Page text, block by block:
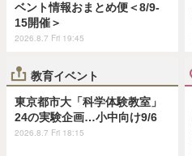
ベント情報おまとめ便＜8/9-
15開催＞
2026.8.7 Fri 19:45
教育イベント
東京都市大「科学体験教室」
24の実験企画…小中向け9/6
2026.8.7 Fri 18:15